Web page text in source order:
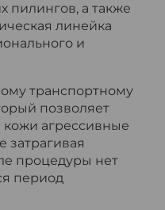
пилингов, а также
линейка
и
транспортному
позволяет
кожи агрессивные
затрагивая
процедуры нет
период